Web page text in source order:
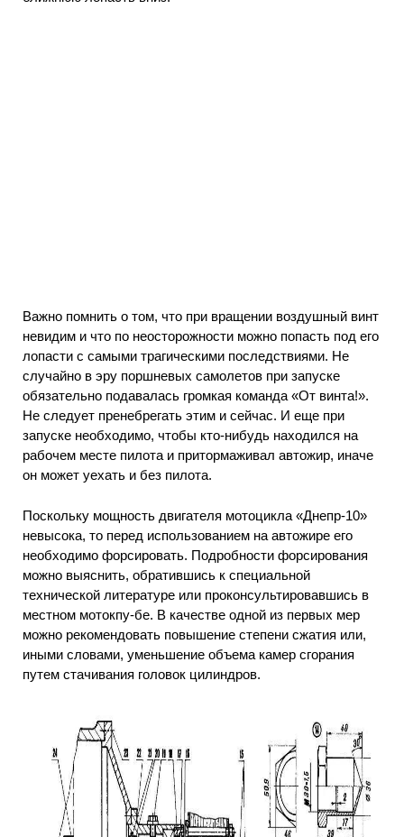
Важно помнить о том, что при вращении воздушный винт
невидим и что по неосторожности можно попасть под его
лопасти с самыми трагическими последствиями. Не
случайно в эру поршневых самолетов при запуске
обязательно подавалась громкая команда «От винта!».
Не следует пренебрегать этим и сейчас. И еще при
запуске необходимо, чтобы кто-нибудь находился на
рабочем месте пилота и притормаживал автожир, иначе
он может уехать и без пилота.
Поскольку мощность двигателя мотоцикла «Днепр-10»
невысока, то перед использованием на автожире его
необходимо форсировать. Подробности форсирования
можно выяснить, обратившись к специальной
технической литературе или проконсультировавшись в
местном мотокпу-бе. В качестве одной из первых мер
можно рекомендовать повышение степени сжатия или,
иными словами, уменьшение объема камер сгорания
путем стачивания головок цилиндров.